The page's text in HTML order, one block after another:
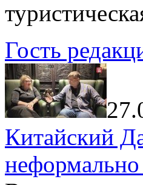
Гость
Китайский
неформально